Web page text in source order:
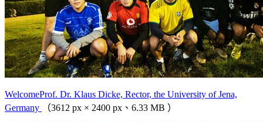
WelcomeProf. Dr. Klaus Dicke, Rector, the University of Jena,
Germany
（3612 px × 2400 px、6.33 MB ）